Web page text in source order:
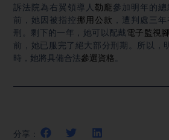
訴法院為右翼領導人勒龐 參加明年的
前，她因被指控挪用公款
，遭判處三
刑。剩下的一年，她可以配戴電子監視
前，她已服完了絕大部分刑期。所以，
時，她將具備合法參選資格
分享：